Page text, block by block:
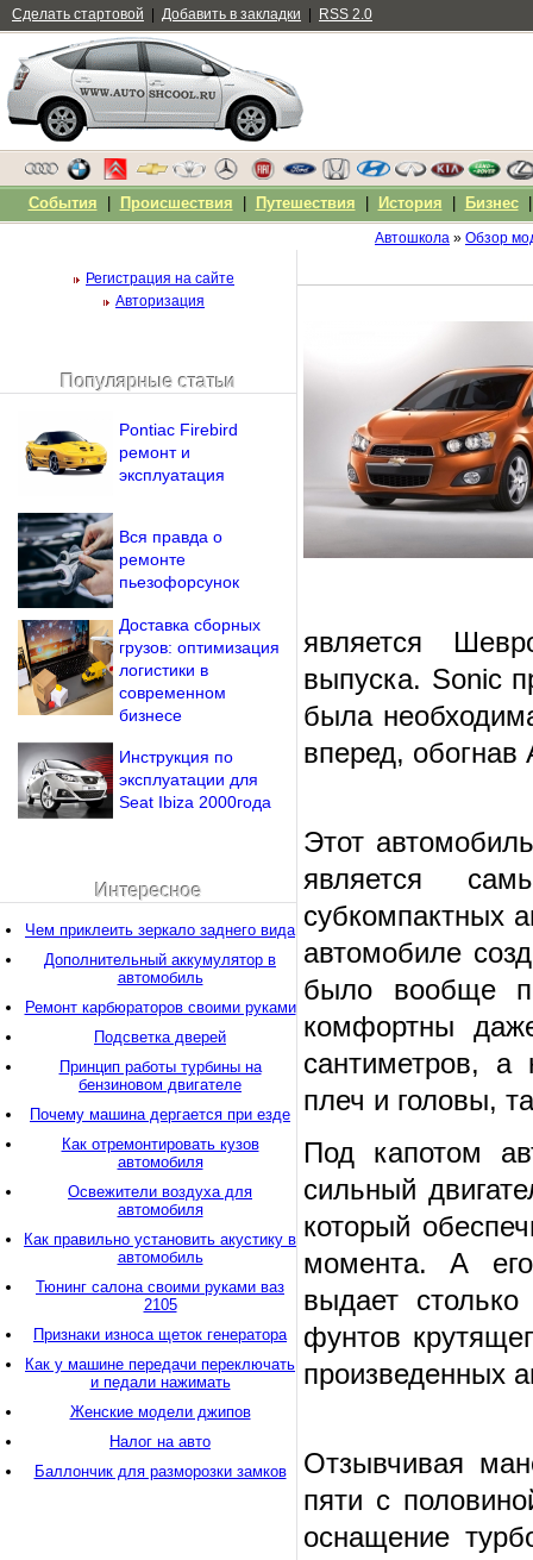
Автошкола » Обзор
является
выпуска. Sonic
была
вперед,
Этот
является
субкомпактных
автомобиле
было вообще
комфортны
сантиметров, а
плеч и головы,
Под капотом
сильный
который
момента. А его
выдает
фунтов
произведенных
Отзывчивая
пяти с
оснащение
Регистрация на сайте
Авторизация
Напомнить пароль?
Популярные статьи
Pontiac Firebird
ремонт и
эксплуатация
Вся правда о
ремонте
пьезофорсунок
Доставка сборных
грузов: оптимизация
логистики в
современном
бизнесе
Инструкция по
эксплуатации для
Seat Ibiza 2000года
Интересное
Чем приклеить зеркало заднего вида
Дополнительный аккумулятор в
автомобиль
Ремонт карбюраторов своими руками
Подсветка дверей
Принцип работы турбины на
бензиновом двигателе
Почему машина дергается при езде
Как отремонтировать кузов
автомобиля
Освежители воздуха для
автомобиля
Как правильно установить акустику в
автомобиль
Тюнинг салона своими руками ваз
2105
Признаки износа щеток генератора
Как у машине передачи переключать
и педали нажимать
Женские модели джипов
Налог на авто
Баллончик для разморозки замков
Сделать стартовой Добавить в закладки RSS 2.0
События Происшествия Путешествия История Бизнес